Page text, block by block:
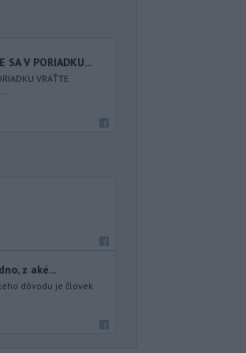
SA V PORIADKU...
VRÁŤTE
z aké...
dôvodu je človek